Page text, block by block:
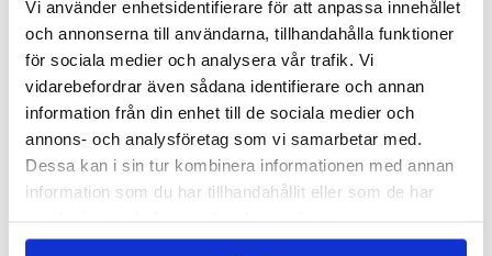
Vi använder enhetsidentifierare för att anpassa innehållet
och annonserna till användarna, tillhandahålla funktioner
för sociala medier och analysera vår trafik. Vi
vidarebefordrar även sådana identifierare och annan
information från din enhet till de sociala medier och
annons- och analysföretag som vi samarbetar med.
Dessa kan i sin tur kombinera informationen med annan
information som du har tillhandahållit eller som de har
Inlagt den20 januari 2015underÖvrigt.